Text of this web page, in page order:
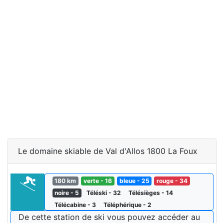
Le domaine skiable de Val d'Allos 1800 La Foux
180 km verte - 16 bleue - 25
rouge - 34
noire - 5
Téléski - 32
Télésièges - 14
Télécabine - 3
Téléphérique - 2
De cette station de ski vous pouvez accéder au